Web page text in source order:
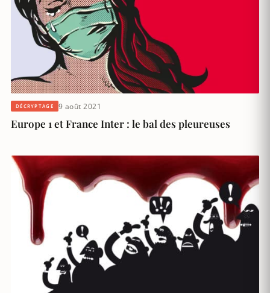
DÉCRYPTAGE 9 août 2021
Europe 1 et France Inter : le bal des pleureuses